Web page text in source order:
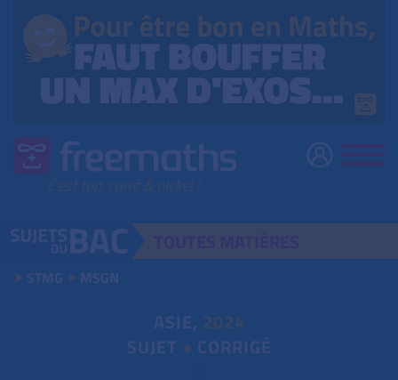
STMG MSGN
ASIE, 2024
SUJET + CORRIGÉ